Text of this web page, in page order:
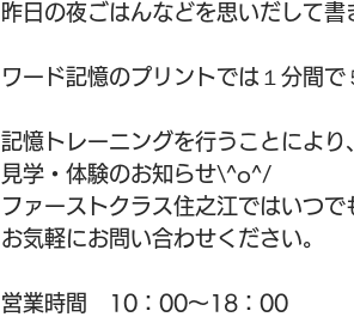
昨日の夜ごはんなどを思いだして
ワード記憶のプリントでは１分間
記憶トレーニングを行うことによ
見学・体験のお知らせ\^o^/
ファーストクラス住之江ではいつ
お気軽にお問い合わせください。
営業時間　10：00～18：00